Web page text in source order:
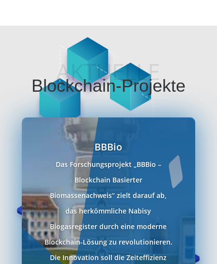
AKTUELLE
Blockchain-Projekte
BBBio
Das Forschungsprojekt „BBBio –
Blockchain Basierter
Biomassenachweis“ zielt darauf ab,
das herkömmliche Nabisy
Biogasregister durch eine moderne
Blockchain-Lösung zu revolutionieren.
Die Innovation soll die Zeiteffizienz